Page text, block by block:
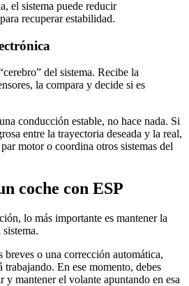
el sistema puede reducir
recuperar estabilidad.
del sistema. Recibe la
la compara y decide si es
conducción estable, no hace nada. Si
entre la trayectoria deseada y la real,
motor o coordina otros sistemas del
coche con ESP
lo más importante es mantener la
breves o una corrección automática,
trabajando. En ese momento, debes
y mantener el volante apuntando en esa